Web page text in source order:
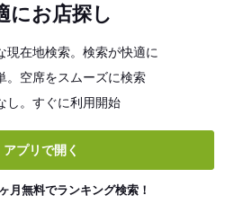
にお店探し
現在地検索。検索が快適に
。空席をスムーズに検索
し。すぐに利用開始
アプリで開く
月無料でランキング検索！